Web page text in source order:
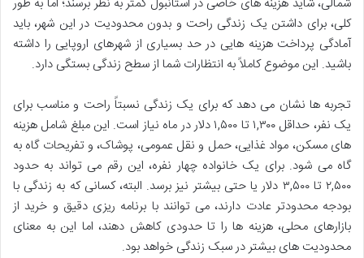
کلی، برای داشتن یک زندگی راحت و بدون محدودیت در این شهر، باید
آمادگی پرداخت هزینه هایی در حد بسیاری از شهرهای اروپایی را داشته
باشید. این موضوع کاملاً به انتظارات شما از سطح زندگی بستگی دارد.
تجربه ها نشان می دهد که برای یک زندگی نسبتاً راحت و مناسب برای
یک نفر، حداقل ۱,۳۰۰ تا ۱,۵۰۰ دلار در ماه نیاز است. این مبلغ شامل هزینه
های مسکن، مواد غذایی، حمل و نقل عمومی، پوشاک، و تفریحات گاه به
گاه می شود. برای یک خانواده چهار نفره، این رقم می تواند به حدود
۲,۵۰۰ تا ۳,۵۰۰ دلار یا حتی بیشتر نیز برسد. البته، کسانی که به زندگی با
بودجه محدودتر عادت دارند، می توانند با برنامه ریزی دقیق و خرید از
بازارهای محلی، هزینه ها را تا حدودی کاهش دهند، اما این به معنای
محدودیت های بیشتر در سبک زندگی خواهد بود.